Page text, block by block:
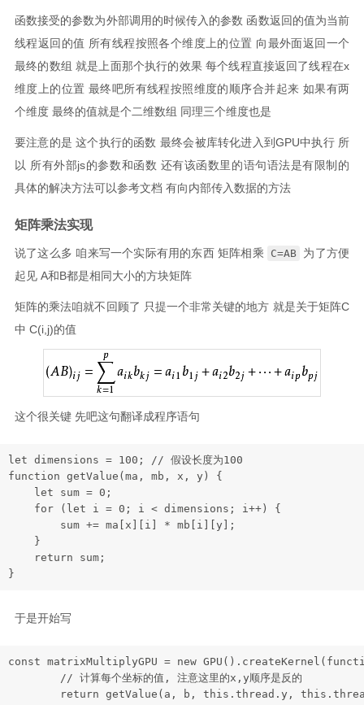
函数接受的参数为外部调用的时候传入的参数 函数返回的值为当前
线程返回的值 所有线程按照各个维度上的位置 向最外面返回一个
最终的数组 就是上面那个执行的效果 每个线程直接返回了线程在x
维度上的位置 最终吧所有线程按照维度的顺序合并起来 如果有两
个维度 最终的值就是个二维数组 同理三个维度也是
要注意的是 这个执行的函数 最终会被库转化进入到GPU中执行 所
以 所有外部js的参数和函数 还有该函数里的语句语法是有限制的
具体的解决方法可以参考文档 有向内部传入数据的方法
矩阵乘法实现
说了这么多 咱来写一个实际有用的东西 矩阵相乘 C=AB 为了方便
起见 A和B都是相同大小的方块矩阵
矩阵的乘法咱就不回顾了 只提一个非常关键的地方 就是关于矩阵C
中 C(i,j)的值
这个很关键 先吧这句翻译成程序语句
let dimensions = 100 ; // 假设长度为100
function getValue ( ma, mb, x, y ) {
let sum = 0 ;
for ( let i = 0 ; i < dimensions; i++) {
        sum += ma[x][i] * mb[i][y];
    }
return sum;
于是开始写
const matrixMultiplyGPU = new GPU (). createKernel (
// 计算每个坐标的值, 注意这里的x,y顺序是反的
return getValue (a, b, this . thread . y , this .